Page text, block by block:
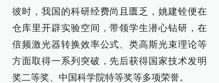
彼时，我国的科研经费尚且匮乏，姚建铨便在
仓库里开辟实验空间，带领学生潜心钻研，在
倍频激光器转换效率公式、类高斯光束理论等
方面取得一系列突破，先后获得国家技术发明
奖二等奖、中国科学院特等奖等多项荣誉。